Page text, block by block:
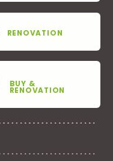
RENOVATION
BUY &
RENOVATION